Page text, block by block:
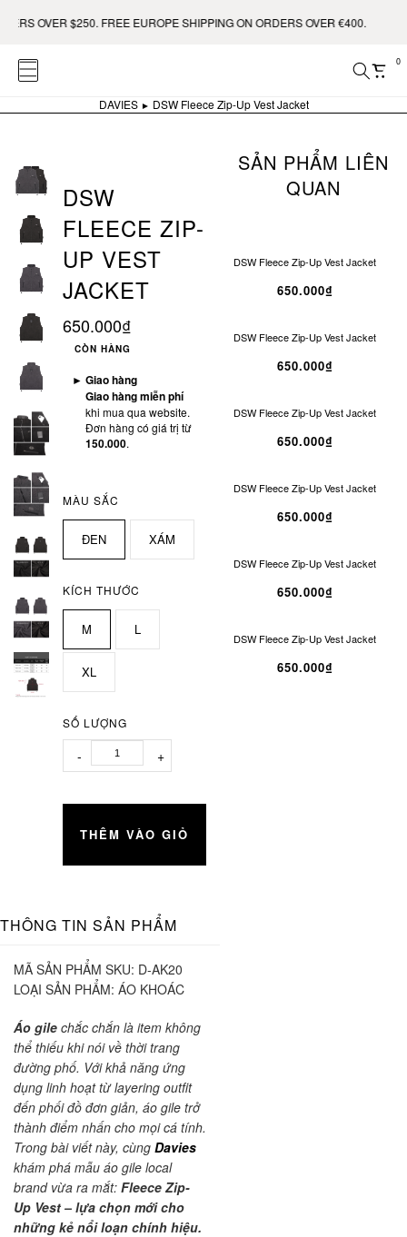
OVER $250. FREE EUROPE SHIPPING ON ORDERS OVER €400.
0
DAVIES DSW Fleece Zip-Up Vest Jacket
DSW
FLEECE ZIP-
UP VEST
JACKET
650.000₫
CÒN HÀNG
► Giao hàng
Giao hàng miễn phí
khi mua qua website.
Đơn hàng có giá trị từ
150.000.
MÀU SẮC
ĐEN XÁM
KÍCH THƯỚC
M L
XL
SỐ LƯỢNG
- +
THÊM VÀO GIỎ
THÔNG TIN SẢN PHẨM
MÃ SẢN PHẨM SKU: D-AK20
LOẠI SẢN PHẨM: ÁO KHOÁC
Áo gile chắc chắn là item không
thể thiếu khi nói về thời trang
đường phố. Với khả năng ứng
dụng linh hoạt từ layering outfit
đến phối đồ đơn giản, áo gile trở
thành điểm nhấn cho mọi cá tính.
Trong bài viết này, cùng Davies
khám phá mẫu áo gile local
brand vừa ra mắt: Fleece Zip-
Up Vest – lựa chọn mới cho
những kẻ nổi loạn chính hiệu.
SẢN PHẨM LIÊN
QUAN
DSW Fleece Zip-Up Vest Jacket
650.000₫
DSW Fleece Zip-Up Vest Jacket
650.000₫
DSW Fleece Zip-Up Vest Jacket
650.000₫
DSW Fleece Zip-Up Vest Jacket
650.000₫
DSW Fleece Zip-Up Vest Jacket
650.000₫
DSW Fleece Zip-Up Vest Jacket
650.000₫